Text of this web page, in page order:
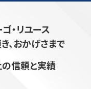
・リユース
、おかげさまで
信頼と実績